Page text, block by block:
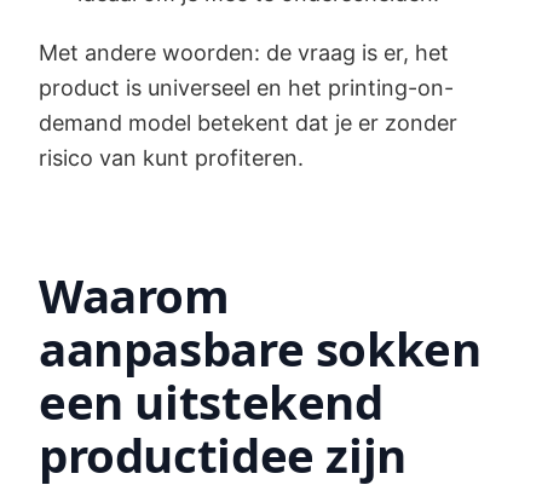
Met andere woorden: de vraag is er, het
product is universeel en het printing-on-
demand model betekent dat je er zonder
risico van kunt profiteren.
Waarom
aanpasbare sokken
een uitstekend
productidee zijn